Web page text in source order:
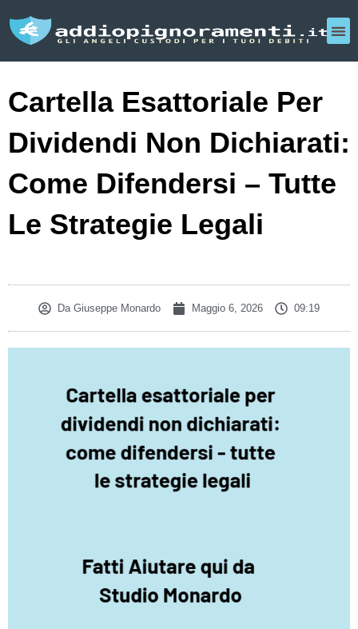
Cartella Esattoriale Per
Dividendi Non Dichiarati:
Come Difendersi – Tutte
Le Strategie Legali
DaGiuseppe Monardo Maggio 6, 2026 09:19